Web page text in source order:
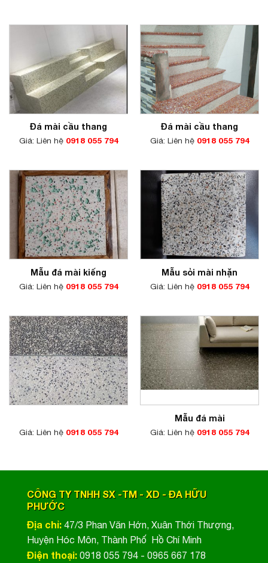
Đá mài cầu thang
Giá: Liên hệ 0918 055 794
Đá mài cầu thang
Giá: Liên hệ 0918 055 794
Mẫu đá mài kiếng
Giá: Liên hệ 0918 055 794
Mẫu sỏi mài nhặn
Giá: Liên hệ 0918 055 794
Giá: Liên hệ 0918 055 794
Mẫu đá mài
Giá: Liên hệ 0918 055 794
CÔNG TY TNHH SX -TM - XD - ĐA HỮU
PHƯỚC
Địa chỉ: 47/3 Phan Văn Hớn, Xuân Thới Thượng,
Huyện Hóc Môn, Thành Phố Hồ Chí Minh
Điện thoại: 0918 055 794 - 0965 667 178